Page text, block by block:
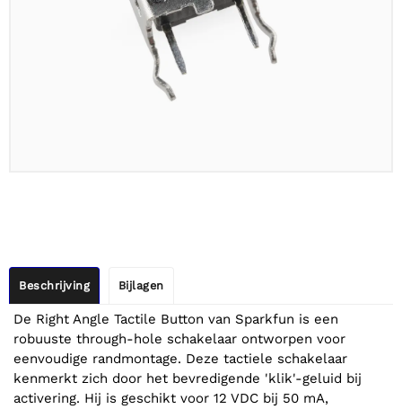
Beschrijving Bijlagen
De Right Angle Tactile Button van Sparkfun is een
robuuste through-hole schakelaar ontworpen voor
eenvoudige randmontage. Deze tactiele schakelaar
kenmerkt zich door het bevredigende 'klik'-geluid bij
activering. Hij is geschikt voor 12 VDC bij 50 mA,